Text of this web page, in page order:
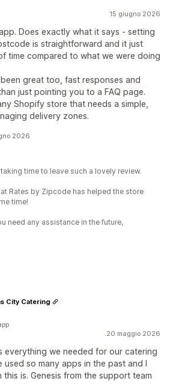
15 giugno 2026
Does exactly what it says - setting
is straightforward and it just
time compared to what we were doing
great too, fast responses and
just pointing you to a FAQ page.
Shopify store that needs a simple,
delivery zones.
2026
time to leave such a lovely review.
Rates by Zipcode has helped the store
time!
need any assistance in the future,
20 maggio 2026
everything we needed for our catering
so many apps in the past and I
is. Genesis from the support team
City Catering